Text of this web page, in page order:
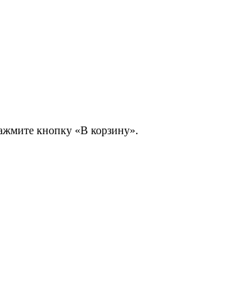
кнопку «В корзину».